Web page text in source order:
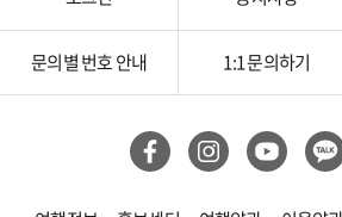
문의별 번호 안내 1:1 문의하기